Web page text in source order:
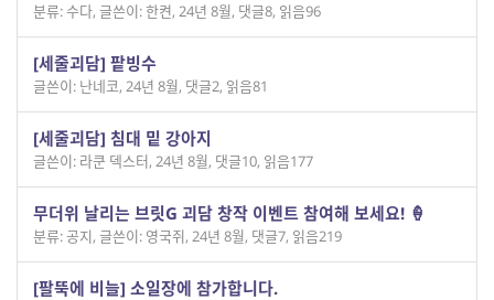
분류: 수다, 글쓴이: 한켠, 24년 8월, 댓글8, 읽음96
[세줄괴담] 팥빙수
글쓴이: 난네코, 24년 8월, 댓글2, 읽음81
[세줄괴담] 침대 밑 강아지
글쓴이: 라쿤 덱스터, 24년 8월, 댓글10, 읽음177
무더위 날리는 브릿G 괴담 창작 이벤트 참여해 보세요! 🍦
분류: 공지, 글쓴이: 영국쥐, 24년 8월, 댓글7, 읽음219
[팔뚝에 비늘] 소일장에 참가합니다.